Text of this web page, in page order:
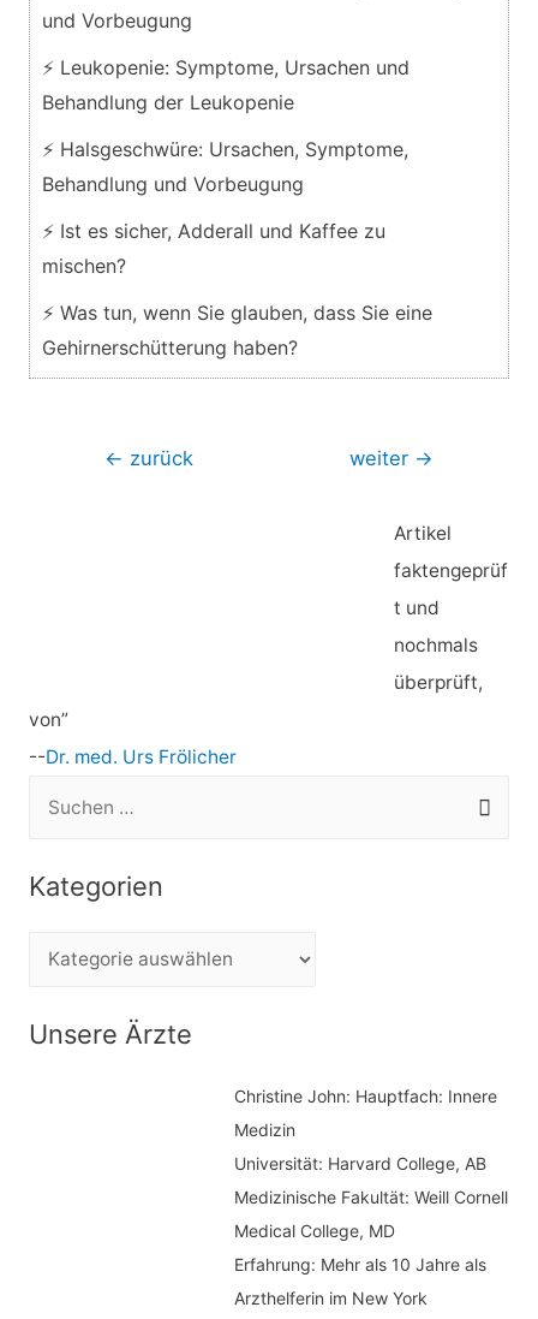
und Vorbeugung
⚡ Leukopenie: Symptome, Ursachen und
Behandlung der Leukopenie
⚡ Halsgeschwüre: Ursachen, Symptome,
Behandlung und Vorbeugung
⚡ Ist es sicher, Adderall und Kaffee zu
mischen?
⚡ Was tun, wenn Sie glauben, dass Sie eine
Gehirnerschütterung haben?
Beitragsnavigation
← zurück weiter →
Artikel
faktengeprüf
t und
nochmals
überprüft,
von”
--Dr. med. Urs Frölicher
Kategorien
tUnsere Ärzte
Christine John: Hauptfach: Innere
Medizin
Universität: Harvard College, AB
Medizinische Fakultät: Weill Cornell
Medical College, MD
Erfahrung: Mehr als 10 Jahre als
Arzthelferin im New York